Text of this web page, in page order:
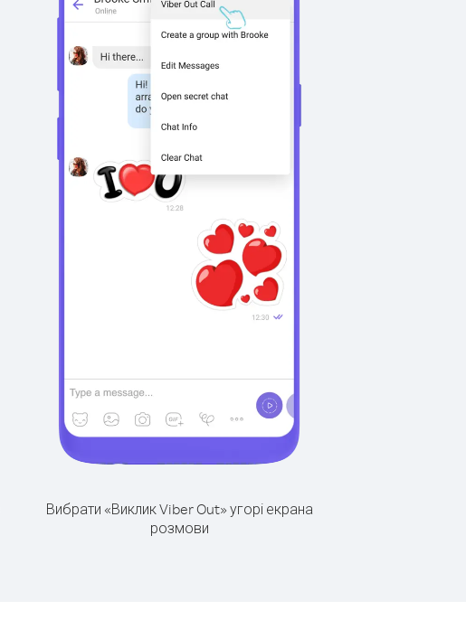
Вибрати «Виклик Viber Out» угорі екрана
розмови